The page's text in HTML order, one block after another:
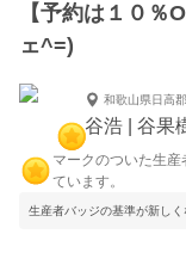
【予約は１０％
ェ^=)
和歌山県日高
谷浩 | 谷果
マークのついた生
ています。
生産者バッジの基準が新しく